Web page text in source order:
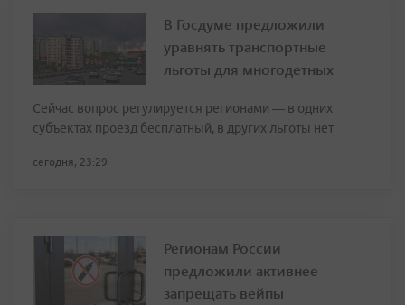
В Госдуме предложили
уравнять транспортные
льготы для многодетных
Сейчас вопрос регулируется регионами — в одних
субъектах проезд бесплатный, в других льготы нет
сегодня, 23:29
Регионам России
предложили активнее
запрещать вейпы